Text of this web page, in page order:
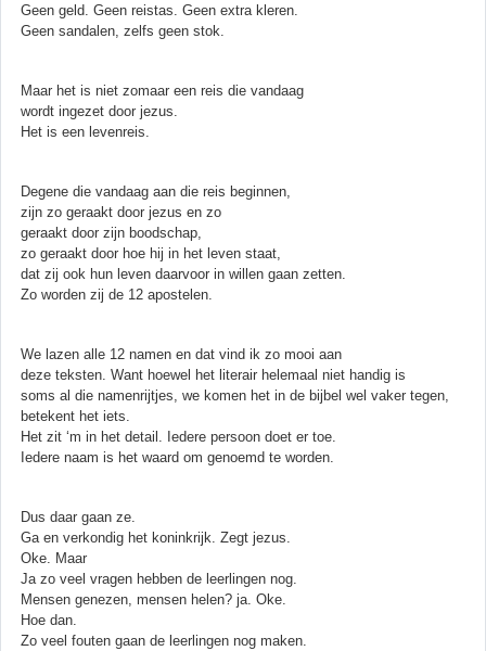
Geen geld. Geen reistas. Geen extra kleren.
Geen sandalen, zelfs geen stok.
Maar het is niet zomaar een reis die vandaag
wordt ingezet door jezus.
Het is een levenreis.
Degene die vandaag aan die reis beginnen,
zijn zo geraakt door jezus en zo
geraakt door zijn boodschap,
zo geraakt door hoe hij in het leven staat,
dat zij ook hun leven daarvoor in willen gaan zetten.
Zo worden zij de 12 apostelen.
We lazen alle 12 namen en dat vind ik zo mooi aan
deze teksten. Want hoewel het literair helemaal niet handig is
soms al die namenrijtjes, we komen het in de bijbel wel vaker tegen,
betekent het iets.
Het zit ‘m in het detail. Iedere persoon doet er toe.
Iedere naam is het waard om genoemd te worden.
Dus daar gaan ze.
Ga en verkondig het koninkrijk. Zegt jezus.
Oke. Maar
Ja zo veel vragen hebben de leerlingen nog.
Mensen genezen, mensen helen? ja. Oke.
Hoe dan.
Zo veel fouten gaan de leerlingen nog maken.